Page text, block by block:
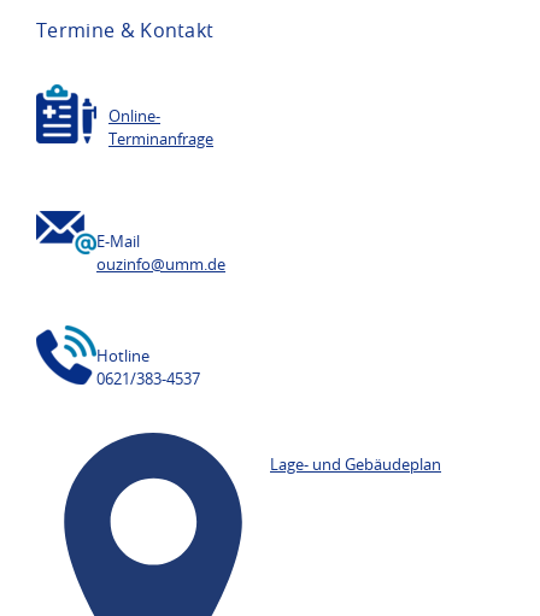
Termine & Kontakt
Online-
Terminanfrage
E-Mail
ouzinfo@umm.de
Hotline
0621/383-4537
Lage- und Gebäudeplan